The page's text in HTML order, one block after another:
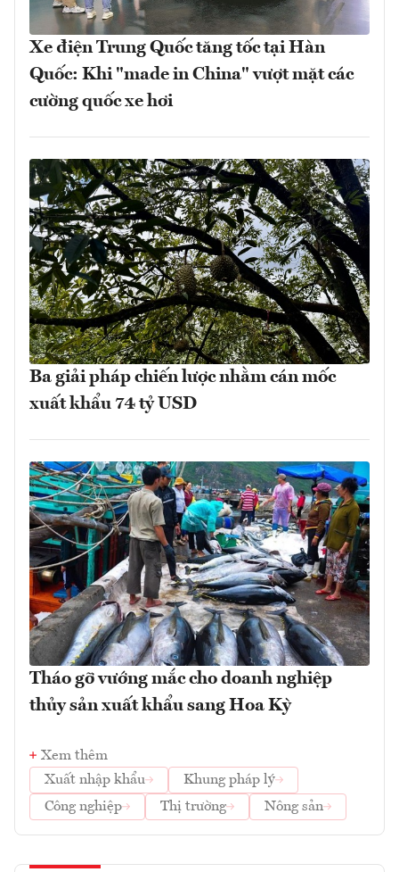
Xe điện Trung Quốc tăng tốc tại Hàn
Quốc: Khi "made in China" vượt mặt các
cường quốc xe hơi
Ba giải pháp chiến lược nhằm cán mốc
xuất khẩu 74 tỷ USD
Tháo gỡ vướng mắc cho doanh nghiệp
thủy sản xuất khẩu sang Hoa Kỳ
Xem thêm
Xuất nhập khẩu
Khung pháp lý
Công nghiệp
Thị trường Nông sản